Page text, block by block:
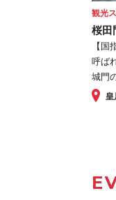
観光
桜田
【
呼ば
城門
皇